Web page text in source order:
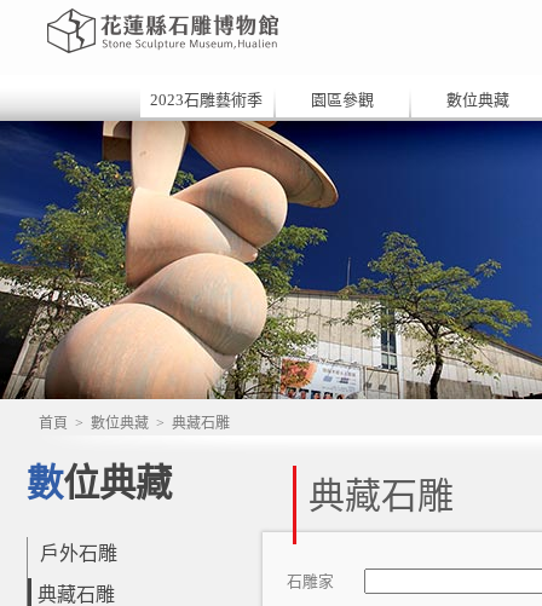
2023石雕藝術季 園區參觀 數位典藏
首頁 > 數位典藏 > 典藏石雕
數位典藏
戶外石雕
典藏石雕
典藏石雕
石雕家